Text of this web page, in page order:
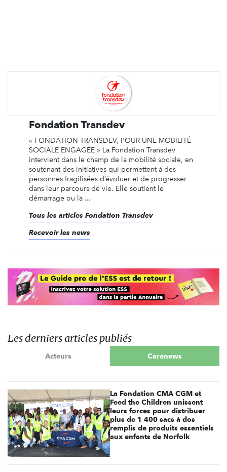
Fondation Transdev
« FONDATION TRANSDEV, POUR UNE MOBILITÉ
SOCIALE ENGAGÉE » La Fondation Transdev
intervient dans le champ de la mobilité sociale, en
soutenant des initiatives qui permettent à des
personnes fragilisées d’évoluer et de progresser
dans leur parcours de vie. Elle soutient le
démarrage ou la ...
Tous les articles Fondation Transdev
Recevoir les news
Les derniers articles publiés
Acteurs Carenews
La Fondation CMA CGM et
Feed the Children unissent
leurs forces pour distribuer
plus de 1 400 sacs à dos
remplis de produits essentiels
aux enfants de Norfolk